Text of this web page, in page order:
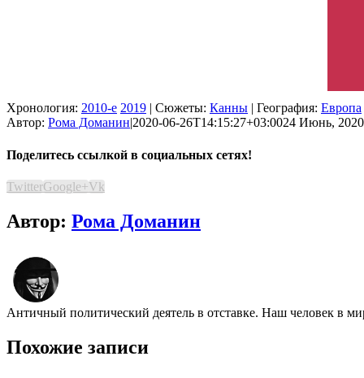
Хронология: 2010-е 2019 | Сюжеты: Канны | География: Европа
Автор: Рома Доманин|2020-06-26T14:15:27+03:0024 Июнь,
Поделитесь ссылкой в социальных сетях!
TwitterGoogle+Vk
Автор: Рома Доманин
Античный политический деятель в отставке. Наш человек в
Похожие записи